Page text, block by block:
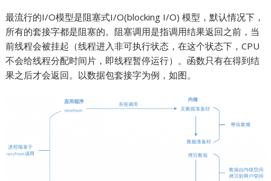
最流行的I/O模型是阻塞式I/O(blocking I/O) 模型，默认情况下，
所有的套接字都是阻塞的。阻塞调用是指调用结果返回之前，当
前线程会被挂起（线程进入非可执行状态，在这个状态下，CPU
不会给线程分配时间片，即线程暂停运行）。函数只有在得到结
果之后才会返回。以数据包套接字为例，如图。